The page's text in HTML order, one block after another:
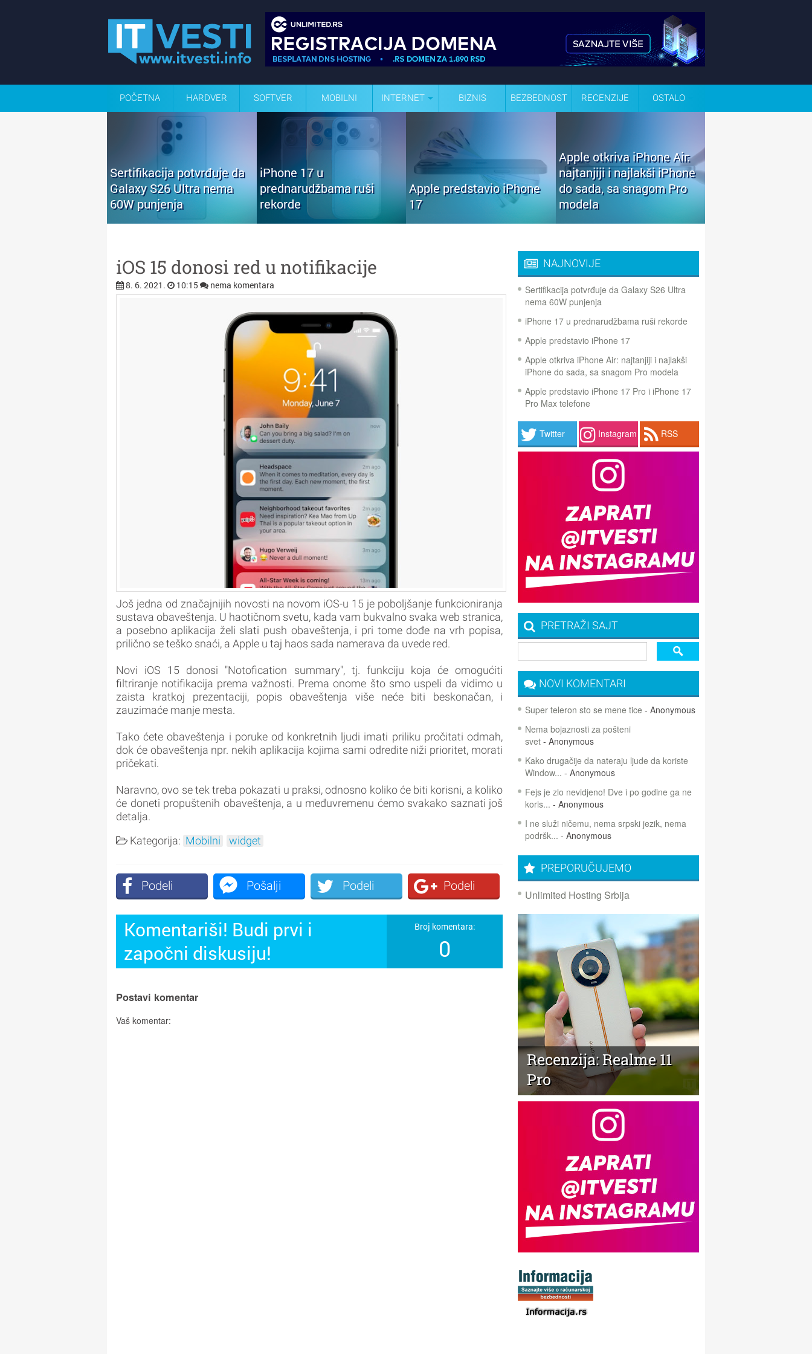
POČETNA HARDVER SOFTVER MOBILNI INTERNET BIZNIS BEZBEDNOST RECENZIJE OSTALO
Sertifikacija potvrđuje da
Galaxy S26 Ultra nema
60W punjenja
iPhone 17 u
prednarudžbama ruši
rekorde
Apple predstavio iPhone
17
Apple otkriva iPhone Air:
najtanjiji i najlakši iPhone
do sada, sa snagom Pro
modela
iOS 15 donosi red u notifikacije
8. 6. 2021. 10:15 nema komentara
Još jedna od značajnijih novosti na novom iOS-u 15 je poboljšanje funkcioniranja
sustava obaveštenja. U haotičnom svetu, kada vam bukvalno svaka web stranica,
a posebno aplikacija želi slati push obaveštenja, i pri tome dođe na vrh popisa,
prilično se teško snaći, a Apple u taj haos sada namerava da uvede red.
Novi iOS 15 donosi "Notofication summary", tj. funkciju koja će omogućiti
filtriranje notifikacija prema važnosti. Prema onome što smo uspeli da vidimo u
zaista kratkoj prezentaciji, popis obaveštenja više neće biti beskonačan, i
zauzimaće manje mesta.
Tako ćete obaveštenja i poruke od konkretnih ljudi imati priliku pročitati odmah,
dok će obaveštenja npr. nekih aplikacija kojima sami odredite niži prioritet, morati
pričekati.
Naravno, ovo se tek treba pokazati u praksi, odnosno koliko će biti korisni, a koliko
će doneti propuštenih obaveštenja, a u međuvremenu ćemo svakako saznati još
detalja.
Kategorija: Mobilni widget
Podeli Pošalji Podeli Podeli
Komentariši! Budi prvi i
započni diskusiju!
Broj komentara:
0
Postavi komentar
Vaš komentar:
NAJNOVIJE
Sertifikacija potvrđuje da Galaxy S26 Ultra
nema 60W punjenja
iPhone 17 u prednarudžbama ruši rekorde
Apple predstavio iPhone 17
Apple otkriva iPhone Air: najtanjiji i najlakši
iPhone do sada, sa snagom Pro modela
Apple predstavio iPhone 17 Pro i iPhone 17
Pro Max telefone
Twitter Instagram RSS
PRETRAŽI SAJT
NOVI KOMENTARI
Super teleron sto se mene tice - Anonymous
Nema bojaznosti za pošteni
svet - Anonymous
Kako drugačije da nateraju ljude da koriste
Window... - Anonymous
Fejs je zlo nevidjeno! Dve i po godine ga ne
koris... - Anonymous
I ne služi ničemu, nema srpski jezik, nema
podršk... - Anonymous
PREPORUČUJEMO
Unlimited Hosting Srbija
Recenzija: Realme 11
Pro